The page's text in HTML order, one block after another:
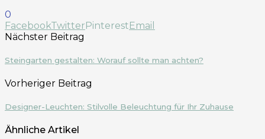
0
FacebookTwitterPinterestEmail
Nächster Beitrag
Steingarten gestalten: Worauf sollte man achten?
Vorheriger Beitrag
Designer-Leuchten: Stilvolle Beleuchtung für Ihr Zuhause
Ähnliche Artikel